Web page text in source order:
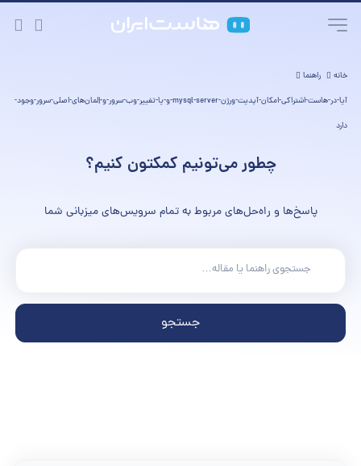
خانه راهنما
آیا-در-هاست-اشتراکی-امکان-آپدیت-ورژن-mysql-server-و-یا-تغییر-وب-سرور-و-اِلمان‌های-اصلی-سرور-وجود-
دارد
چطور می‌تونیم کمکتون کنیم؟
پاسخ‌ها و راه‌حل‌های مربوط به تمام سرویس‌های میزبانی شما
جستجو